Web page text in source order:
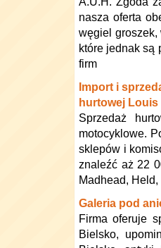
nasza oferta
węgiel groszek,
które jednak są
firm
Import i
hurtowej Louis
Sprzedaż
motocyklowe.
sklepów i
znaleźć aż 22
Madhead,
Galeria pod
Firma oferuje
Bielsko,